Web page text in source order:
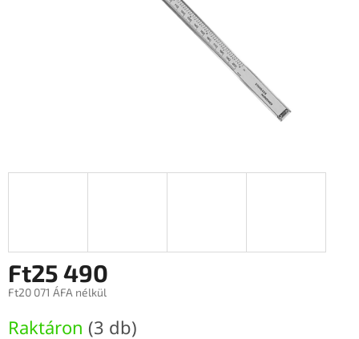
Ft25 490
Ft20 071 ÁFA nélkül
Raktáron (3 db)